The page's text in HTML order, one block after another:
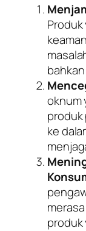
oknum
produk
ke
produk